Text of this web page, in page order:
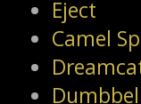
Eject
Camel